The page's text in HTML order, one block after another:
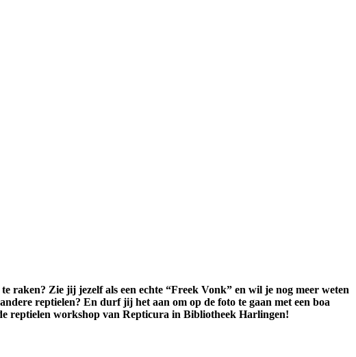
raken? Zie jij jezelf als een echte “Freek Vonk” en wil je nog meer weten
reptielen? En durf jij het aan om op de foto te gaan met een boa
reptielen workshop van Repticura in Bibliotheek Harlingen!